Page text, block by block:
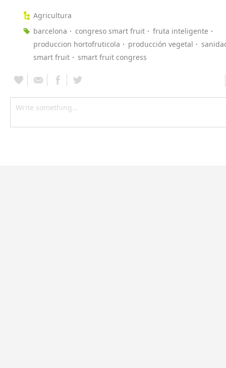
Agricultura
barcelona
congreso smart fruit
fruta inteligente
produccion hortofruticola
producción vegetal
smart fruit
smart fruit congress